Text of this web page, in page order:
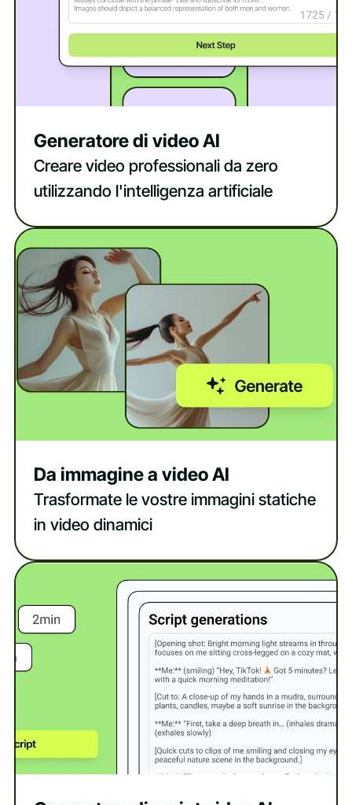
Generatore di video AI
Creare video professionali da zero
utilizzando l'intelligenza artificiale
Da immagine a video AI
Trasformate le vostre immagini statiche
in video dinamici